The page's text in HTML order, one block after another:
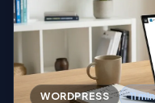
WORDPRESS 11